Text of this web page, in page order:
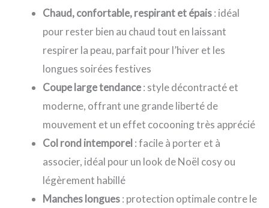
Chaud, confortable, respirant et épais: idéal
pour rester bien au chaud tout en laissant
respirer la peau, parfait pour l’hiver et les
longues soirées festives
Coupe large tendance: style décontracté et
moderne, offrant une grande liberté de
mouvement et un effet cocooning très apprécié
Col rond intemporel: facile à porter et à
associer, idéal pour un look de Noël cosy ou
légèrement habillé
Manches longues: protection optimale contre le